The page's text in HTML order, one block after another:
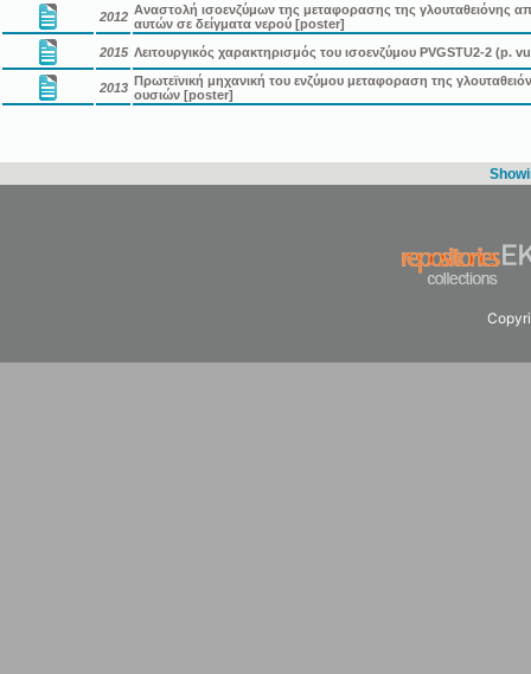
2012 Αναστολή ισοενζύμων της μεταφορασης της γλουταθειόνης
αυτών σε δείγματα νερού [poster]
2015 Λειτουργικός χαρακτηρισμός του ισοενζύμου PVGSTU2-2
2013 Πρωτεϊνική μηχανική του ενζύμου μεταφοραση της
ουσιών [poster]